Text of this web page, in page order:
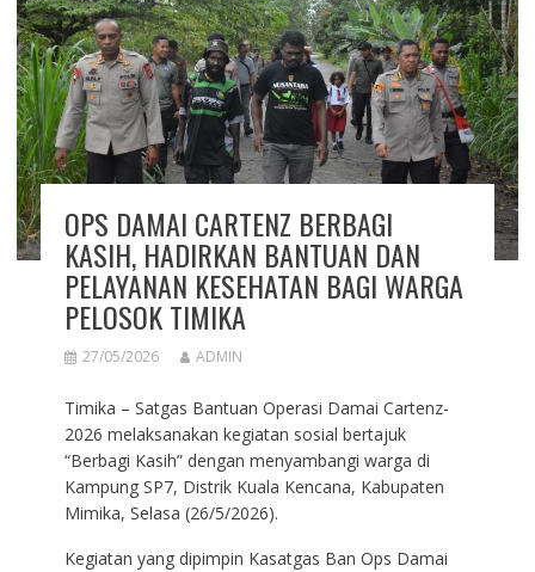
OPS DAMAI CARTENZ BERBAGI
KASIH, HADIRKAN BANTUAN DAN
PELAYANAN KESEHATAN BAGI WARGA
PELOSOK TIMIKA
27/05/2026 ADMIN
Timika – Satgas Bantuan Operasi Damai Cartenz-
2026 melaksanakan kegiatan sosial bertajuk
“Berbagi Kasih” dengan menyambangi warga di
Kampung SP7, Distrik Kuala Kencana, Kabupaten
Mimika, Selasa (26/5/2026).
Kegiatan yang dipimpin Kasatgas Ban Ops Damai